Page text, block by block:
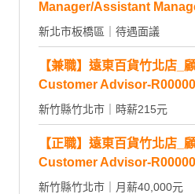
Manager/Assistant
新北市板橋區｜待遇面議
【兼職】遠東百貨竹北店_
Customer Advisor-
新竹縣竹北市｜時薪215元
【正職】遠東百貨竹北店_
Customer Advisor-
新竹縣竹北市｜月薪40,000元